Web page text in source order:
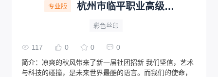
专业版 杭州市临平职业高级中学PCB板（创新艺术电子社宣传板）
彩色丝印
117 0 0
0
简介： 凉爽的秋风带来了新一届社团招新 我们坚信，艺术
与科技的碰撞，是未来世界最酷的语言。而我们的使命，